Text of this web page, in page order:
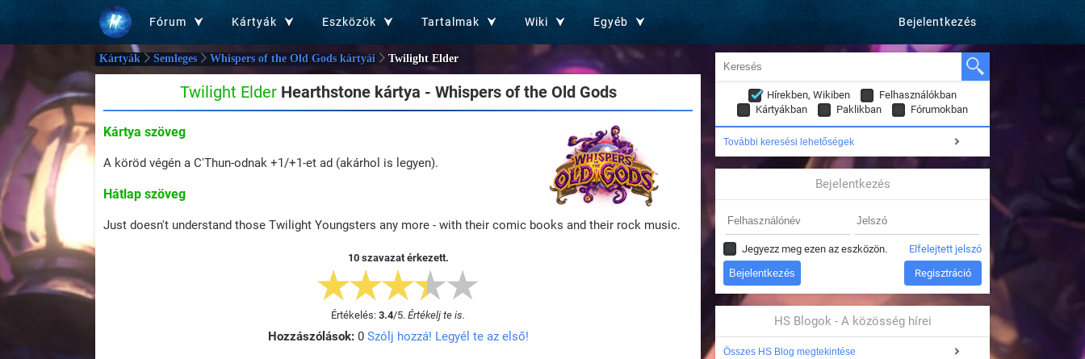
Fórum Kártyák Eszközök Tartalmak Wiki Egyéb Bejelentkezés
Kártyák Semleges Whispers of the Old Gods kártyái Twilight Elder
Twilight ElderHearthstone kártya - Whispers of the Old Gods
Kártya szöveg
A köröd végén a C'Thun-odnak +1/+1-et ad (akárhol is legyen).
Hátlap szöveg
Just doesn't understand those Twilight Youngsters any more - with their comic books and their rock music.
10 szavazat érkezett.
Értékelés: 3.4/5. Értékelj te is.
Hozzászólások:0 Szólj hozzá! Legyél te az első!
Hírekben, Wikiben
Felhasználókban
Kártyákban
Paklikban Fórumokban
További keresési lehetőségek
Bejelentkezés
Jegyezz meg ezen az eszközön. Elfelejtett jelszó
Regisztráció
HS Blogok - A közösség hírei
Összes HS Blog megtekintése